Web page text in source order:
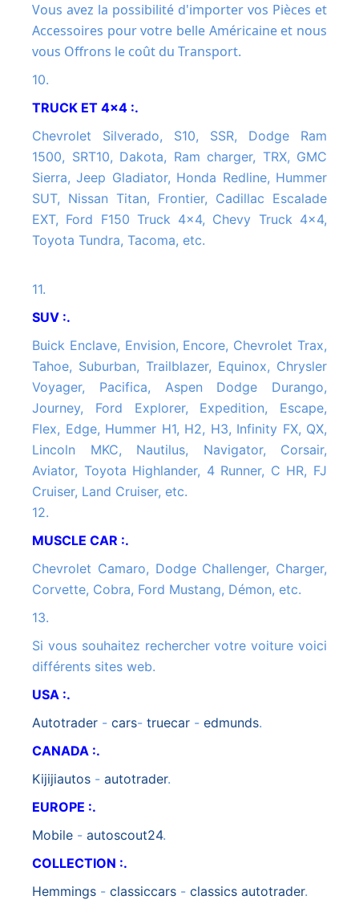
Vous avez la possibilité d'importer vos Pièces et
Accessoires pour votre belle Américaine et nous
vous Offrons le coût du Transport.
10.
TRUCK ET 4x4 :.
Chevrolet Silverado, S10, SSR, Dodge Ram
1500, SRT10, Dakota, Ram charger, TRX, GMC
Sierra, Jeep Gladiator, Honda Redline, Hummer
SUT, Nissan Titan, Frontier, Cadillac Escalade
EXT, Ford F150 Truck 4x4, Chevy Truck 4x4,
Toyota Tundra, Tacoma, etc.
11.
SUV :.
Buick Enclave, Envision, Encore, Chevrolet Trax,
Tahoe, Suburban, Trailblazer, Equinox, Chrysler
Voyager, Pacifica, Aspen Dodge Durango,
Journey, Ford Explorer, Expedition, Escape,
Flex, Edge, Hummer H1, H2, H3, Infinity FX, QX,
Lincoln MKC, Nautilus, Navigator, Corsair,
Aviator, Toyota Highlander, 4 Runner, C HR, FJ
Cruiser, Land Cruiser, etc.
12.
MUSCLE CAR :.
Chevrolet Camaro, Dodge Challenger, Charger,
Corvette, Cobra, Ford Mustang, Démon, etc.
13.
Si vous souhaitez rechercher votre voiture voici
différents sites web.
USA :.
autotrader - cars- truecar - edmunds.
CANADA :.
kijijiautos - autotrader.
EUROPE :.
mobile - autoscout24.
COLLECTION :.
hemmings - classiccars - classics autotrader.